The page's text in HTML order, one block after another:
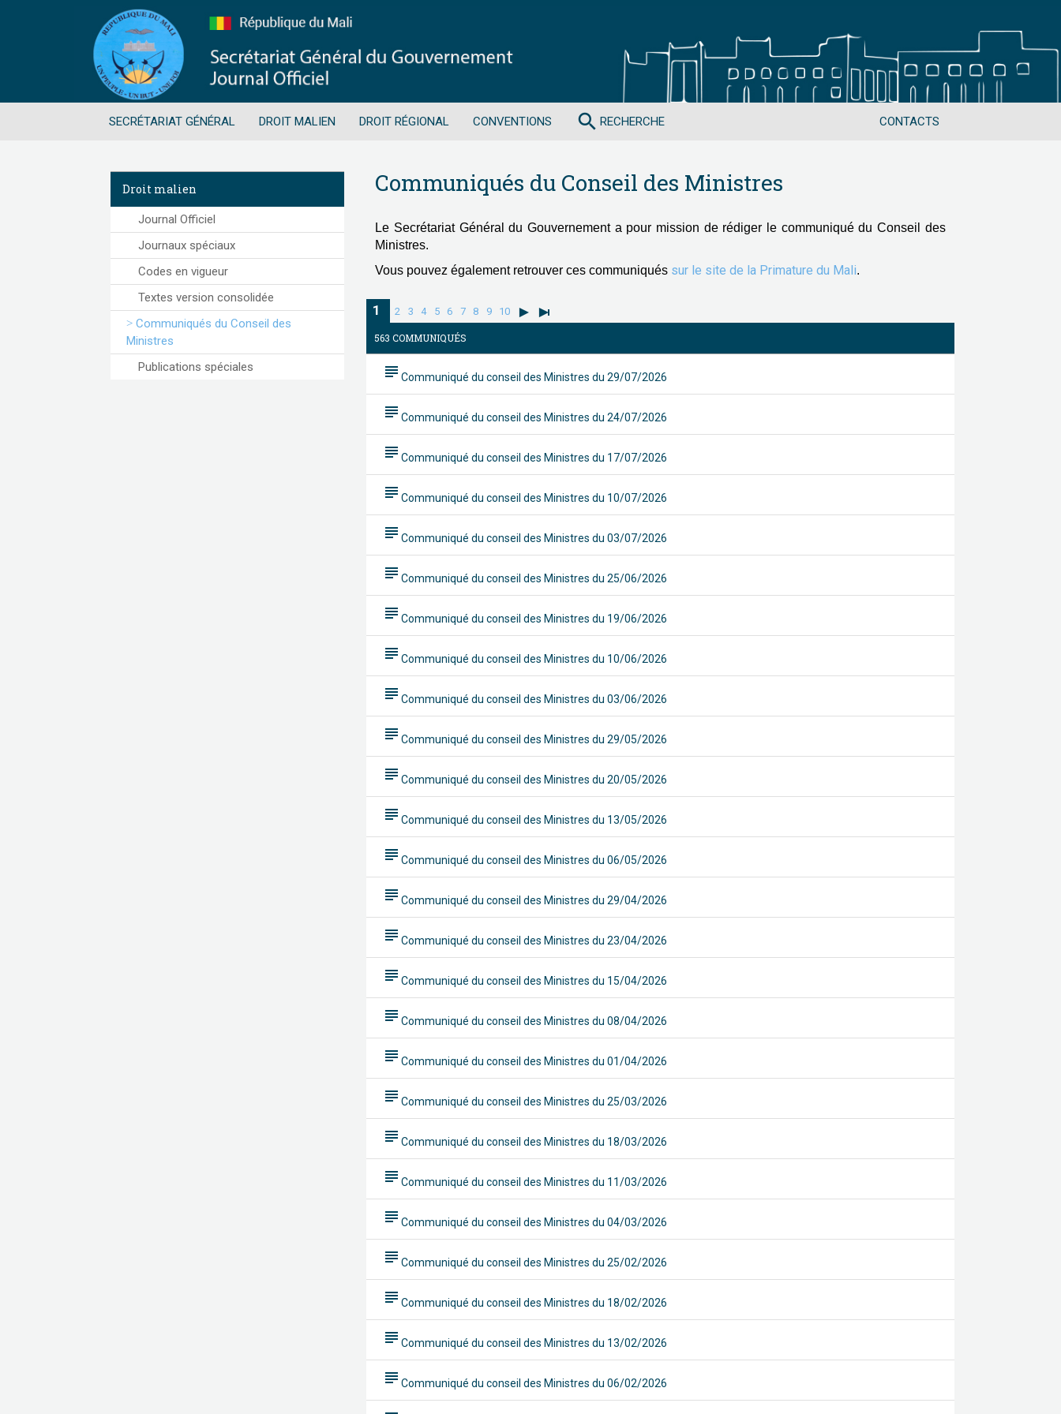
SECRÉTARIAT GÉNÉRAL DROIT MALIEN DROIT RÉGIONAL CONVENTIONS CONTACTS
search RECHERCHE
Droit malien
Journal Officiel
Journaux spéciaux
Codes en vigueur
Textes version consolidée
Communiqués du Conseil des
Ministres
Publications spéciales
Communiqués du Conseil des Ministres
Le Secrétariat Général du Gouvernement a pour mission de rédiger le communiqué du Conseil des
Ministres.
Vous pouvez également retrouver ces communiqués sur le site de la Primature du Mali.
1 2 3 4 5 6 7 8 9 10
563 COMMUNIQUÉS
subject Communiqué du conseil des Ministres du 29/07/2026
subject Communiqué du conseil des Ministres du 24/07/2026
subject Communiqué du conseil des Ministres du 17/07/2026
subject Communiqué du conseil des Ministres du 10/07/2026
subject Communiqué du conseil des Ministres du 03/07/2026
subject Communiqué du conseil des Ministres du 25/06/2026
subject Communiqué du conseil des Ministres du 19/06/2026
subject Communiqué du conseil des Ministres du 10/06/2026
subject Communiqué du conseil des Ministres du 03/06/2026
subject Communiqué du conseil des Ministres du 29/05/2026
subject Communiqué du conseil des Ministres du 20/05/2026
subject Communiqué du conseil des Ministres du 13/05/2026
subject Communiqué du conseil des Ministres du 06/05/2026
subject Communiqué du conseil des Ministres du 29/04/2026
subject Communiqué du conseil des Ministres du 23/04/2026
subject Communiqué du conseil des Ministres du 15/04/2026
subject Communiqué du conseil des Ministres du 08/04/2026
subject Communiqué du conseil des Ministres du 01/04/2026
subject Communiqué du conseil des Ministres du 25/03/2026
subject Communiqué du conseil des Ministres du 18/03/2026
subject Communiqué du conseil des Ministres du 11/03/2026
subject Communiqué du conseil des Ministres du 04/03/2026
subject Communiqué du conseil des Ministres du 25/02/2026
subject Communiqué du conseil des Ministres du 18/02/2026
subject Communiqué du conseil des Ministres du 13/02/2026
subject Communiqué du conseil des Ministres du 06/02/2026